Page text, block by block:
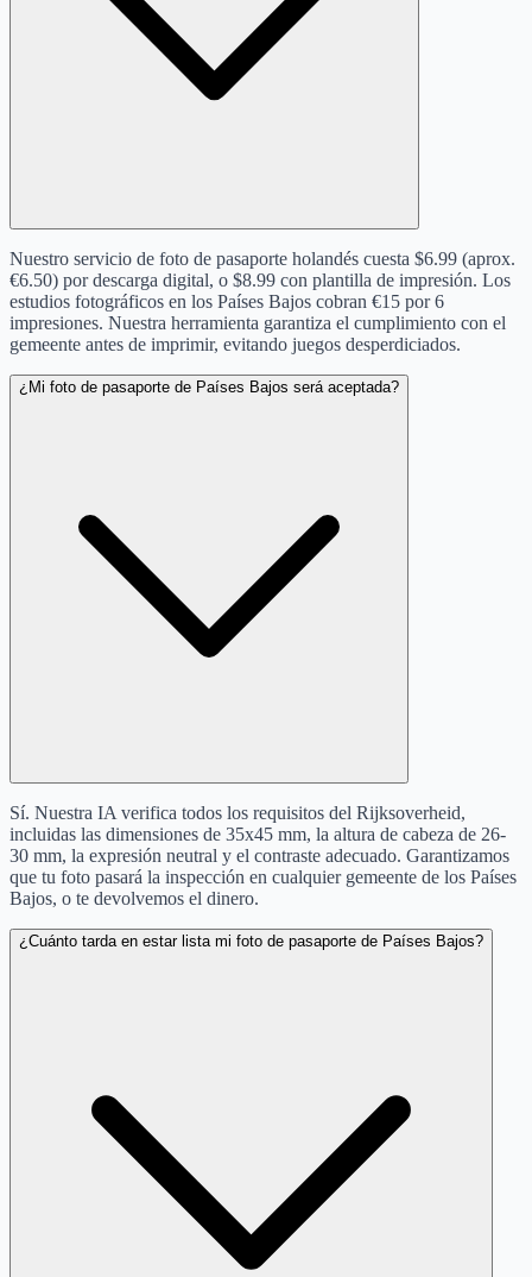
Nuestro servicio de foto de pasaporte holandés cuesta $6.99 (aprox.
€6.50) por descarga digital, o $8.99 con plantilla de impresión. Los
estudios fotográficos en los Países Bajos cobran €15 por 6
impresiones. Nuestra herramienta garantiza el cumplimiento con el
gemeente antes de imprimir, evitando juegos desperdiciados.
¿Mi foto de pasaporte de Países Bajos será aceptada?
Sí. Nuestra IA verifica todos los requisitos del Rijksoverheid,
incluidas las dimensiones de 35x45 mm, la altura de cabeza de 26-
30 mm, la expresión neutral y el contraste adecuado. Garantizamos
que tu foto pasará la inspección en cualquier gemeente de los Países
Bajos, o te devolvemos el dinero.
¿Cuánto tarda en estar lista mi foto de pasaporte de Países Bajos?